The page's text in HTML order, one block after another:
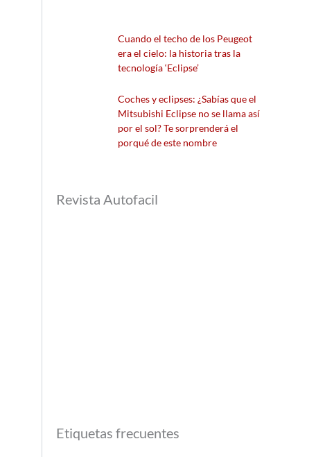
Cuando el techo de los Peugeot
era el cielo: la historia tras la
tecnología ‘Eclipse’
Coches y eclipses: ¿Sabías que el
Mitsubishi Eclipse no se llama así
por el sol? Te sorprenderá el
porqué de este nombre
Revista Autofacil
Etiquetas frecuentes